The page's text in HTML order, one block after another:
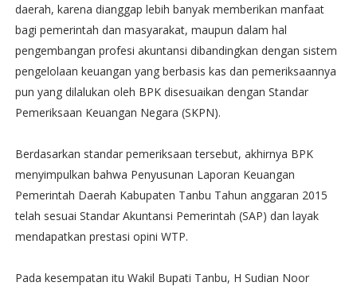
daerah, karena dianggap lebih banyak memberikan manfaat
bagi pemerintah dan masyarakat, maupun dalam hal
pengembangan profesi akuntansi dibandingkan dengan sistem
pengelolaan keuangan yang berbasis kas dan pemeriksaannya
pun yang dilalukan oleh BPK disesuaikan dengan Standar
Pemeriksaan Keuangan Negara (SKPN).
Berdasarkan standar pemeriksaan tersebut, akhirnya BPK
menyimpulkan bahwa Penyusunan Laporan Keuangan
Pemerintah Daerah Kabupaten Tanbu Tahun anggaran 2015
telah sesuai Standar Akuntansi Pemerintah (SAP) dan layak
mendapatkan prestasi opini WTP.
Pada kesempatan itu Wakil Bupati Tanbu, H Sudian Noor